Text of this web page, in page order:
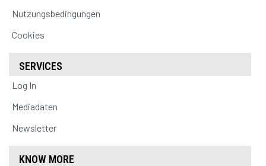
Nutzungsbedingungen
Cookies
SERVICES
Log In
Mediadaten
Newsletter
KNOW MORE